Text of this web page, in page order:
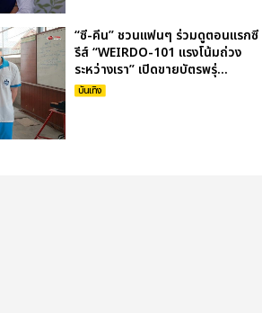
“ซี-คีน” ชวนแฟนๆ ร่วมดูตอนแรกซี
รีส์ “WEIRDO-101 แรงโน้มถ่วง
ระหว่างเรา” เปิดขายบัตรพรุ่...
บันเทิง